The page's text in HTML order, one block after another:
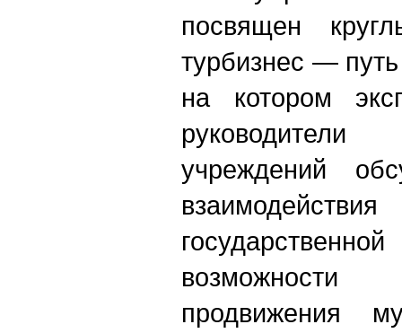
посвящен
турбизнес —
на котором
руководители
учреждений
возможности
продвижения